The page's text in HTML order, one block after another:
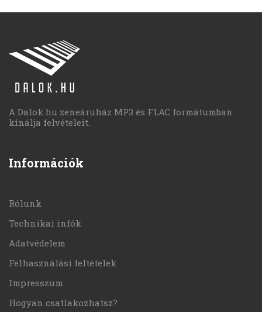
A Dalok.hu zeneáruház MP3 és FLAC formátumban
kínálja felvételeit.
Információk
Rólunk
Technikai infók
Adatvédelem
Felhasználási feltételek
Impresszum
Hogyan csatlakozhatsz?